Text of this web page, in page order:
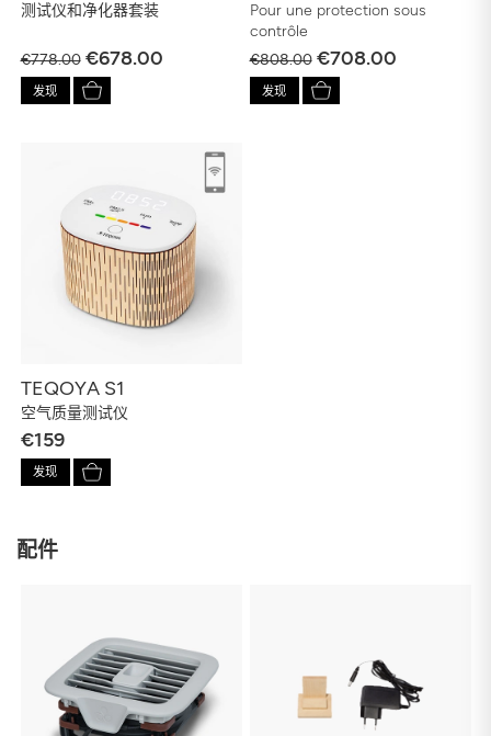
测试仪和净化器套装
€778.00€678.00
发现
Pour une protection sous
contrôle
€808.00€708.00
发现
TEQOYA S1
空气质量测试仪
€159
发现
配件